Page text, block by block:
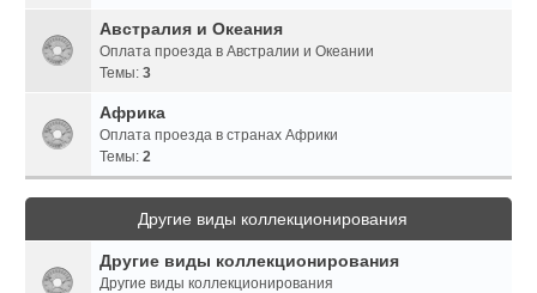
Австралия и Океания
Оплата проезда в Австралии и Океании
Темы:3
Африка
Оплата проезда в странах Африки
Темы:2
Другие виды коллекционирования
Другие виды коллекционирования
Другие виды коллекционирования